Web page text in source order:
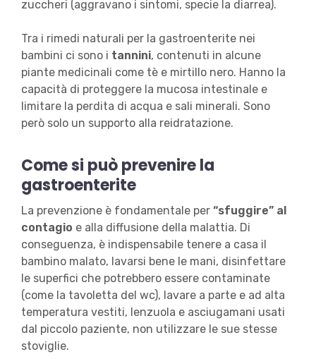
zuccheri (aggravano i sintomi, specie la diarrea).
Tra i rimedi naturali per la gastroenterite nei
bambini ci sono i tannini, contenuti in alcune
piante medicinali come tè e mirtillo nero. Hanno la
capacità di proteggere la mucosa intestinale e
limitare la perdita di acqua e sali minerali. Sono
però solo un supporto alla reidratazione.
Come si può prevenire la
gastroenterite
La prevenzione è fondamentale per“sfuggire” al
contagio e alla diffusione della malattia. Di
conseguenza, è indispensabile tenere a casa il
bambino malato, lavarsi bene le mani, disinfettare
le superfici che potrebbero essere contaminate
(come la tavoletta del wc), lavare a parte e ad alta
temperatura vestiti, lenzuola e asciugamani usati
dal piccolo paziente, non utilizzare le sue stesse
stoviglie.